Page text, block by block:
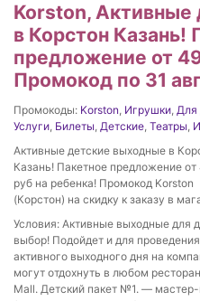
Korston,
в Корстон Казань!
предложение от
Промокод по 31
Промокоды: Korston, Игрушки, Для
Услуги, Билеты, Детские, Театры,
Активные детские выходные в
Казань! Пакетное предложение от
руб на ребенка! Промокод Korston
(Корстон) на скидку к заказу в
Условия: Активные выходные для
выбор! Подойдет и для
активного выходного дня на
могут отдохнуть в любом
Mall. Детский пакет №1. —